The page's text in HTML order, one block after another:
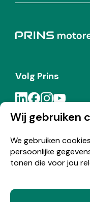
Wij gebruiken
We gebruiken
persoonlijke
tonen die voor jou
Volg Prins
Meld je aan